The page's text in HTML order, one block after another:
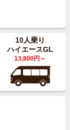
10人乗り
ハイエースGL
13,800円～